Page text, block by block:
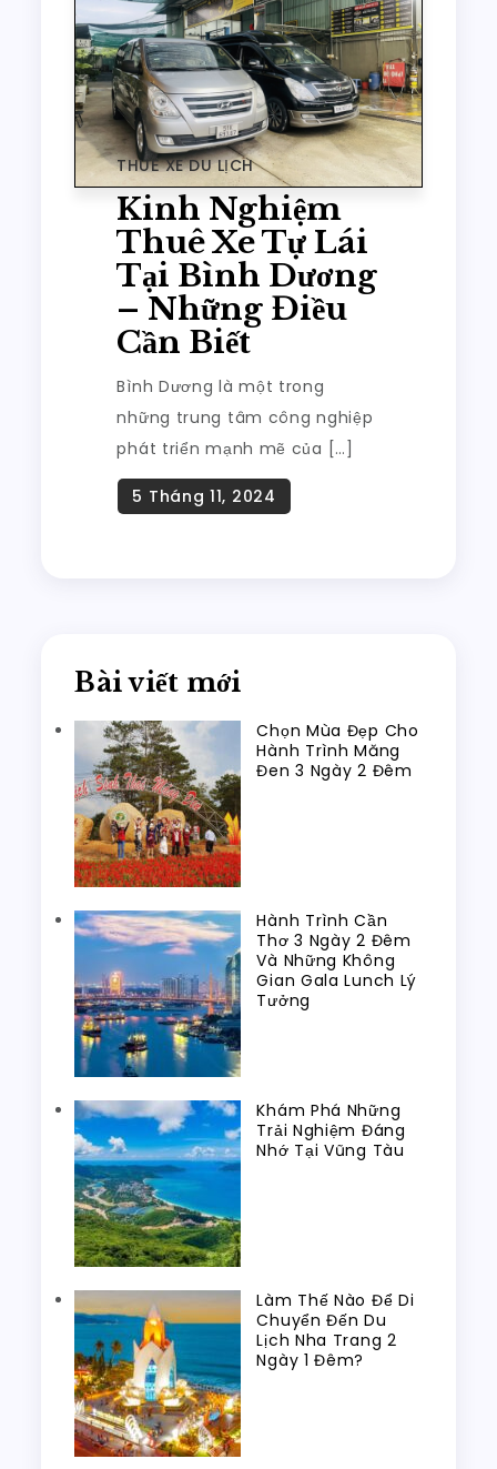
THUÊ XE DU LỊCH
Kinh Nghiệm
Thuê Xe Tự Lái
Tại Bình Dương
– Những Điều
Cần Biết
Bình Dương là một trong
những trung tâm công nghiệp
phát triển mạnh mẽ của […]
Bài viết mới
Chọn Mùa Đẹp Cho
Hành Trình Măng
Đen 3 Ngày 2 Đêm
Hành Trình Cần
Thơ 3 Ngày 2 Đêm
Và Những Không
Gian Gala Lunch Lý
Tưởng
Khám Phá Những
Trải Nghiệm Đáng
Nhớ Tại Vũng Tàu
Làm Thế Nào Để Di
Chuyển Đến Du
Lịch Nha Trang 2
Ngày 1 Đêm?